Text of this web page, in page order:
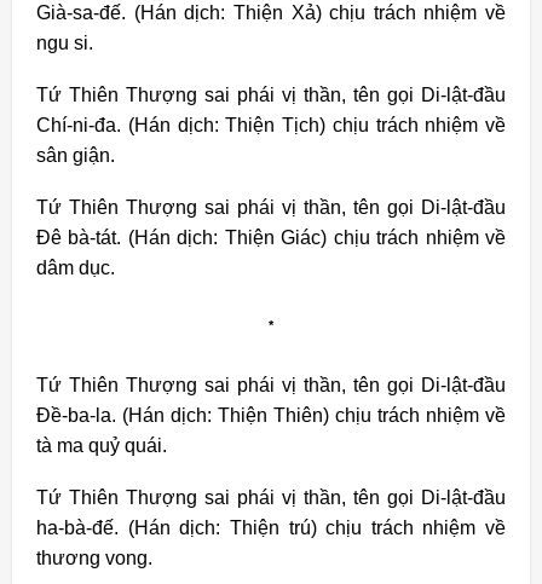
Già-sa-đế. (Hán dịch: Thiện Xả) chịu trách nhiệm về
ngu si.
Tứ Thiên Thượng sai phái vị thần, tên gọi Di-lật-đầu
Chí-ni-đa. (Hán dịch: Thiện Tịch) chịu trách nhiệm về
sân giận.
Tứ Thiên Thượng sai phái vị thần, tên gọi Di-lật-đầu
Đê bà-tát. (Hán dịch: Thiện Giác) chịu trách nhiệm về
dâm dục.
*
Tứ Thiên Thượng sai phái vị thần, tên gọi Di-lật-đầu
Đề-ba-la. (Hán dịch: Thiện Thiên) chịu trách nhiệm về
tà ma quỷ quái.
Tứ Thiên Thượng sai phái vị thần, tên gọi Di-lật-đầu
ha-bà-đế. (Hán dịch: Thiện trú) chịu trách nhiệm về
thương vong.